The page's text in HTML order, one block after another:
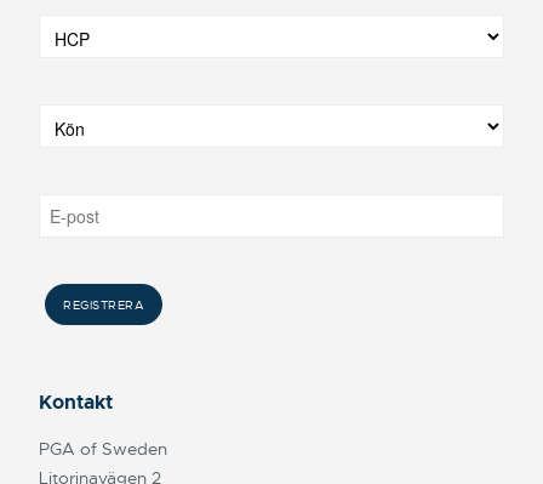
Kontakt
PGA of Sweden
Litorinavägen 2